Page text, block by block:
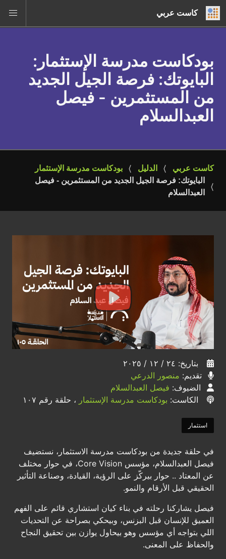
كاست عربي
بودكاست مدرسة الإستثمار :
البايوتك: فرصة الجيل الجديد
من المستثمرين - فيصل
العبدالسلام
كاست عربي الدليل
بودكاست مدرسة الإستثمار
البايوتك: فرصة الجيل الجديد من المستثمرين - فيصل
العبدالسلام
بتاريخ: ٢٤ / ١٢ / ٢٠٢٥
تقديم: منصور الدرعي
الضيوف: فيصل العبدالسلام
الكاست: بودكاست مدرسة الإستثمار ، حلقة رقم ١٠٧
استثمار
في حلقة جديدة من بودكاست مدرسة الاستثمار، نستضيف
فيصل العبدالسلام، مؤسس Core Vision، في حوار مختلف
عن المعتاد .. حوار بيركّز على الرؤية، القيادة، وصناعة التأثير
الحقيقي قبل الأرقام والنمو.
فيصل يشاركنا رحلته في بناء كيان استشاري قائم على الفهم
العميق للإنسان قبل البزنس، وبيحكي بصراحة عن التحديات
اللي بتواجه أي مؤسس وهو بيحاول يوازن بين تحقيق النجاح
والحفاظ على المعنى.